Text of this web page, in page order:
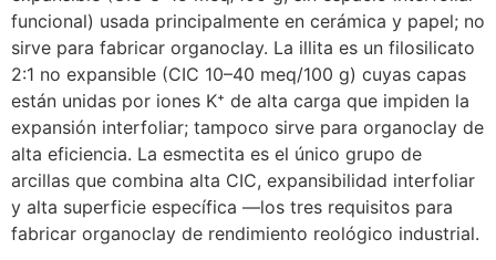
funcional) usada principalmente en cerámica y papel; no
sirve para fabricar organoclay. La illita es un filosilicato
2:1 no expansible (CIC 10–40 meq/100 g) cuyas capas
están unidas por iones K⁺ de alta carga que impiden la
expansión interfoliar; tampoco sirve para organoclay de
alta eficiencia. La esmectita es el único grupo de
arcillas que combina alta CIC, expansibilidad interfoliar
y alta superficie específica —los tres requisitos para
fabricar organoclay de rendimiento reológico industrial.